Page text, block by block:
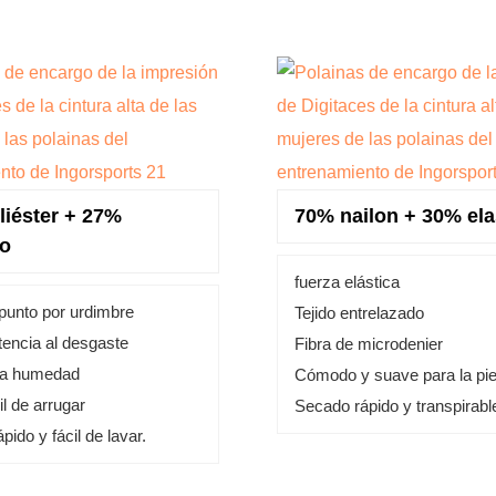
+ 27%
por urdimbre
al desgaste
humedad
de arrugar
y fácil de lavar.
70% nailon + 30%
fuerza elástica
Tejido entrelazado
Fibra de microdenier
Cómodo y suave para la
Secado rápido y